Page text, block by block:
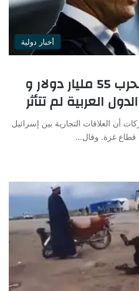
أخبار دولية
وزير اسرائيلي:كلفة الحرب 55 مليار دولار و
العربية لم تتأثر
أن العلاقات التجارية بين إسرائيل
قطاع غزة. وقال…